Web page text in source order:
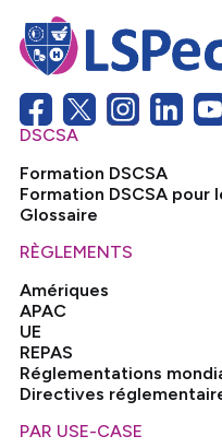
DSCSA
Formation DSCSA
Formation DSCSA pour
Glossaire
RÈGLEMENTS
Amériques
APAC
UE
REPAS
Réglementations
Directives
PAR USE-CASE